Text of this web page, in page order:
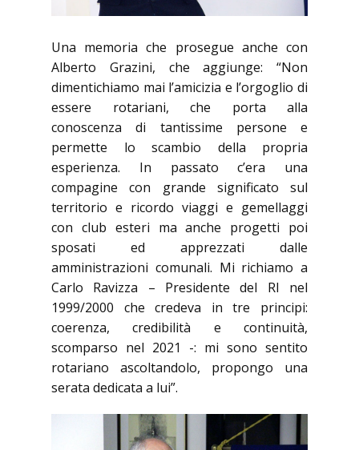
Una memoria che prosegue anche con
Alberto Grazini, che aggiunge: “Non
dimentichiamo mai l’amicizia e l’orgoglio di
essere rotariani, che porta alla
conoscenza di tantissime persone e
permette lo scambio della propria
esperienza. In passato c’era una
compagine con grande significato sul
territorio e ricordo viaggi e gemellaggi
con club esteri ma anche progetti poi
sposati ed apprezzati dalle
amministrazioni comunali. Mi richiamo a
Carlo Ravizza – Presidente del RI nel
1999/2000 che credeva in tre principi:
coerenza, credibilità e continuità,
scomparso nel 2021 -: mi sono sentito
rotariano ascoltandolo, propongo una
serata dedicata a lui”.